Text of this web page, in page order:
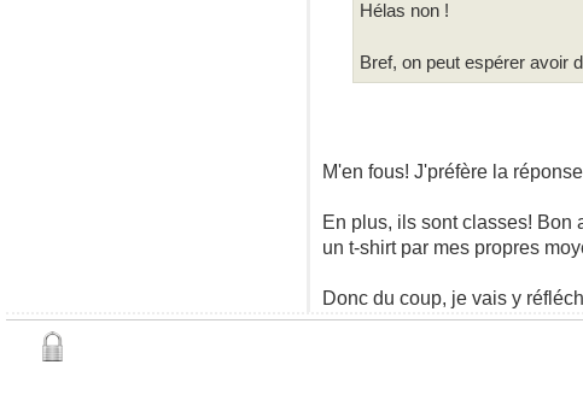
Hélas non !
Bref, on peut espérer avoir
M'en fous! J'préfère la
En plus, ils sont classes! Bon
un t-shirt par mes propres
Donc du coup, je vais y